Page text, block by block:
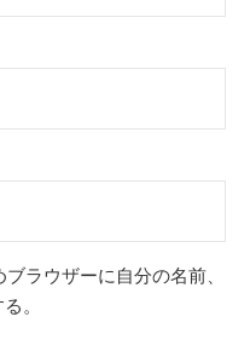
ラウザーに自分の名前、
。